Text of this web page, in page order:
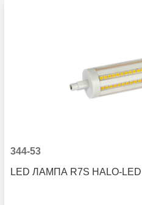
344-53
LED ЛАМПА R7S HALO-LED